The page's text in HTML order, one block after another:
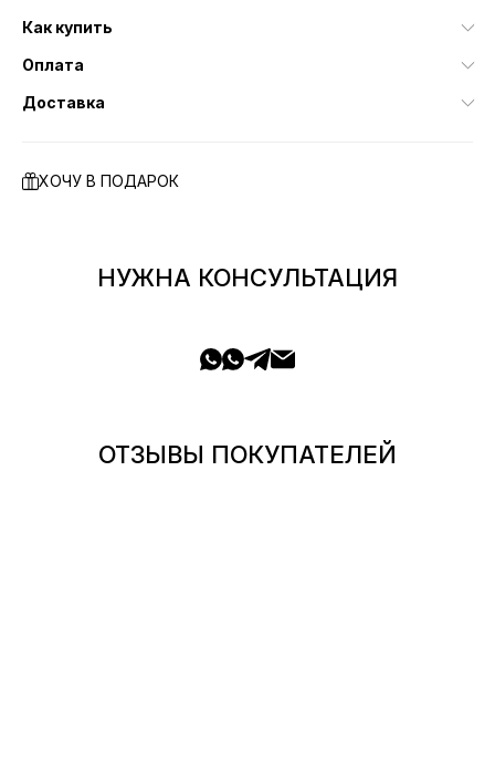
Как купить
Оплата
Доставка
ХОЧУ В ПОДАРОК
НУЖНА КОНСУЛЬТАЦИЯ
ОТЗЫВЫ ПОКУПАТЕЛЕЙ